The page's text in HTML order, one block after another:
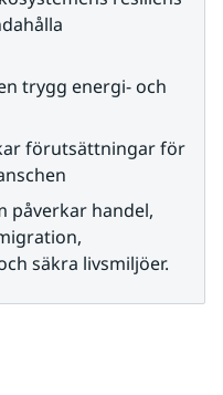
trygg energi- och
förutsättningar för
påverkar handel,
säkra livsmiljöer.